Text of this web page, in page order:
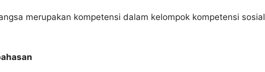
merupakan kompetensi dalam kelompok kompetensi sosial